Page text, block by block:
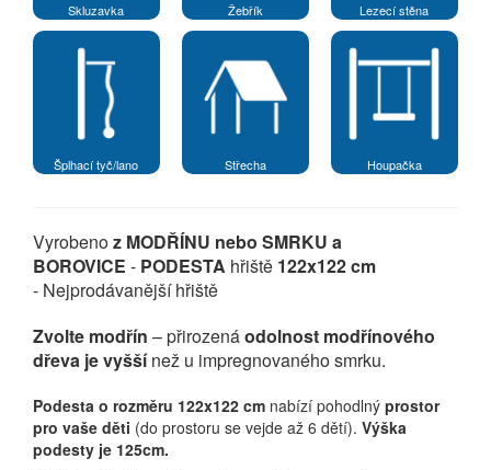
Skluzavka Žebřík Lezecí stěna
Šplhací tyč/lano Střecha Houpačka
Vyrobenoz MODŘÍNU nebo SMRKU a
BOROVICE - PODESTA hřiště 122x122 cm
- Nejprodávanější hřiště
Zvolte modřín – přirozenáodolnost modřínového
dřeva je vyššínež u impregnovaného smrku.
Podesta o rozměru 122x122 cm nabízí pohodlný prostor
pro vaše děti (do prostoru se vejde až 6 dětí). Výška
podesty je 125cm.